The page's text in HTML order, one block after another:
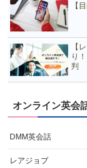
【
【
り
判
オンライン英会
DMM英会話
レアジョブ